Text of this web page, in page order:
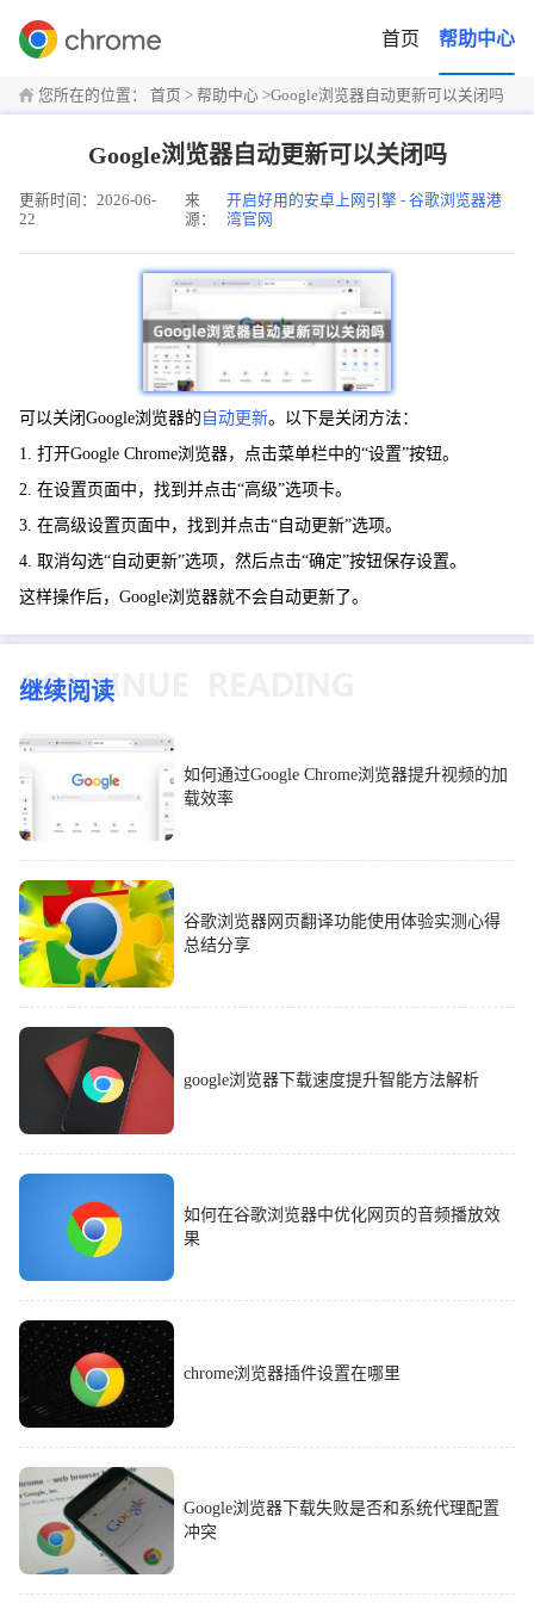
首页 帮助中心
您所在的位置： 首页 > 帮助中心 >Google浏览器自动更新可以关闭吗
Google浏览器自动更新可以关闭吗
更新时间：2026-06-
22
来
源：
开启好用的安卓上网引擎 - 谷歌浏览器港
湾官网
可以关闭Google浏览器的 自动更新。以下是关闭方法：
1. 打开Google Chrome浏览器，点击菜单栏中的“设置”按钮。
2. 在设置页面中，找到并点击“高级”选项卡。
3. 在高级设置页面中，找到并点击“自动更新”选项。
4. 取消勾选“自动更新”选项，然后点击“确定”按钮保存设置。
这样操作后，Google浏览器就不会自动更新了。
继续阅读
如何通过Google Chrome浏览器提升视频的加
载效率
谷歌浏览器网页翻译功能使用体验实测心得
总结分享
google浏览器下载速度提升智能方法解析
如何在谷歌浏览器中优化网页的音频播放效
果
chrome浏览器插件设置在哪里
Google浏览器下载失败是否和系统代理配置
冲突